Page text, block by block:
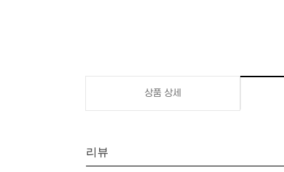
상품 상세
리뷰